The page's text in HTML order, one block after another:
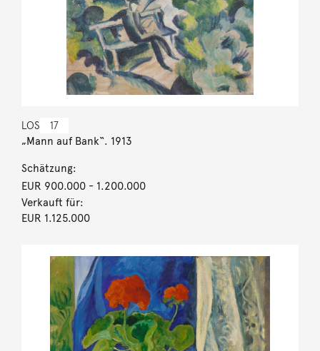
LOS 17
„Mann auf Bank“. 1913
Schätzung:
EUR 900.000- 1.200.000
Verkauft für:
EUR 1.125.000